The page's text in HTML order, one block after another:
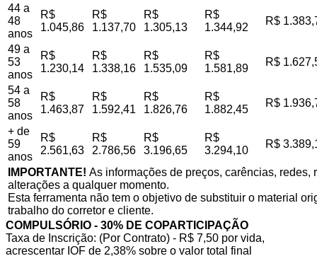
44 a
48
anos
R$
1.045,86
R$
1.137,70
R$
1.305,13
R$
1.344,92
R$
49 a
53
anos
R$
1.230,14
R$
1.338,16
R$
1.535,09
R$
1.581,89
R$
54 a
58
anos
R$
1.463,87
R$
1.592,41
R$
1.826,76
R$
1.882,45
R$
+ de
59
anos
R$
2.561,63
R$
2.786,56
R$
3.196,65
R$
3.294,10
R$
IMPORTANTE! As informações de preços, carências,
alterações a qualquer momento.
Esta ferramenta não tem o objetivo de substituir o material
trabalho do corretor e cliente.
COMPULSÓRIO - 30% DE COPARTICIPAÇÃO
Taxa de Inscrição: (Por Contrato) - R$ 7,50 por vida,
acrescentar IOF de 2,38% sobre o valor total final